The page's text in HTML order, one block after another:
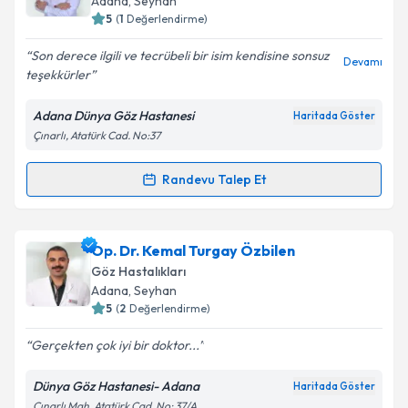
Kişisel verilerimin işlenmesine ilişkin
Aydınlatma
Metni'ni okudum ve kişisel verilerimin belirtilen
kapsamda işlenmesini kabul ediyorum.
5 (1 Değerlendirme)
Son derece ilgili ve tecrübeli bir isim kendisine sonsuz
teşekkürler
Devamı
Adana Dünya Göz Hastanesi Haritada Göster
Çınarlı, Atatürk Cad. No:37
Randevu Talep Et
Randevu Takvimi Talebi
Op. Dr. Murat Mercanlıiçin randevu takvimi talebi
oluşturun. Size bu uzmandan randevu almanız için bir
takvim hazırlandığında e-posta ile bilgilendireceğiz.
Op. Dr. Kemal Turgay Özbilen
Göz Hastalıkları
Adana, Seyhan
5 (2 Değerlendirme)
Gerçekten çok iyi bir doktor...
Dünya Göz Hastanesi- Adana Haritada Göster